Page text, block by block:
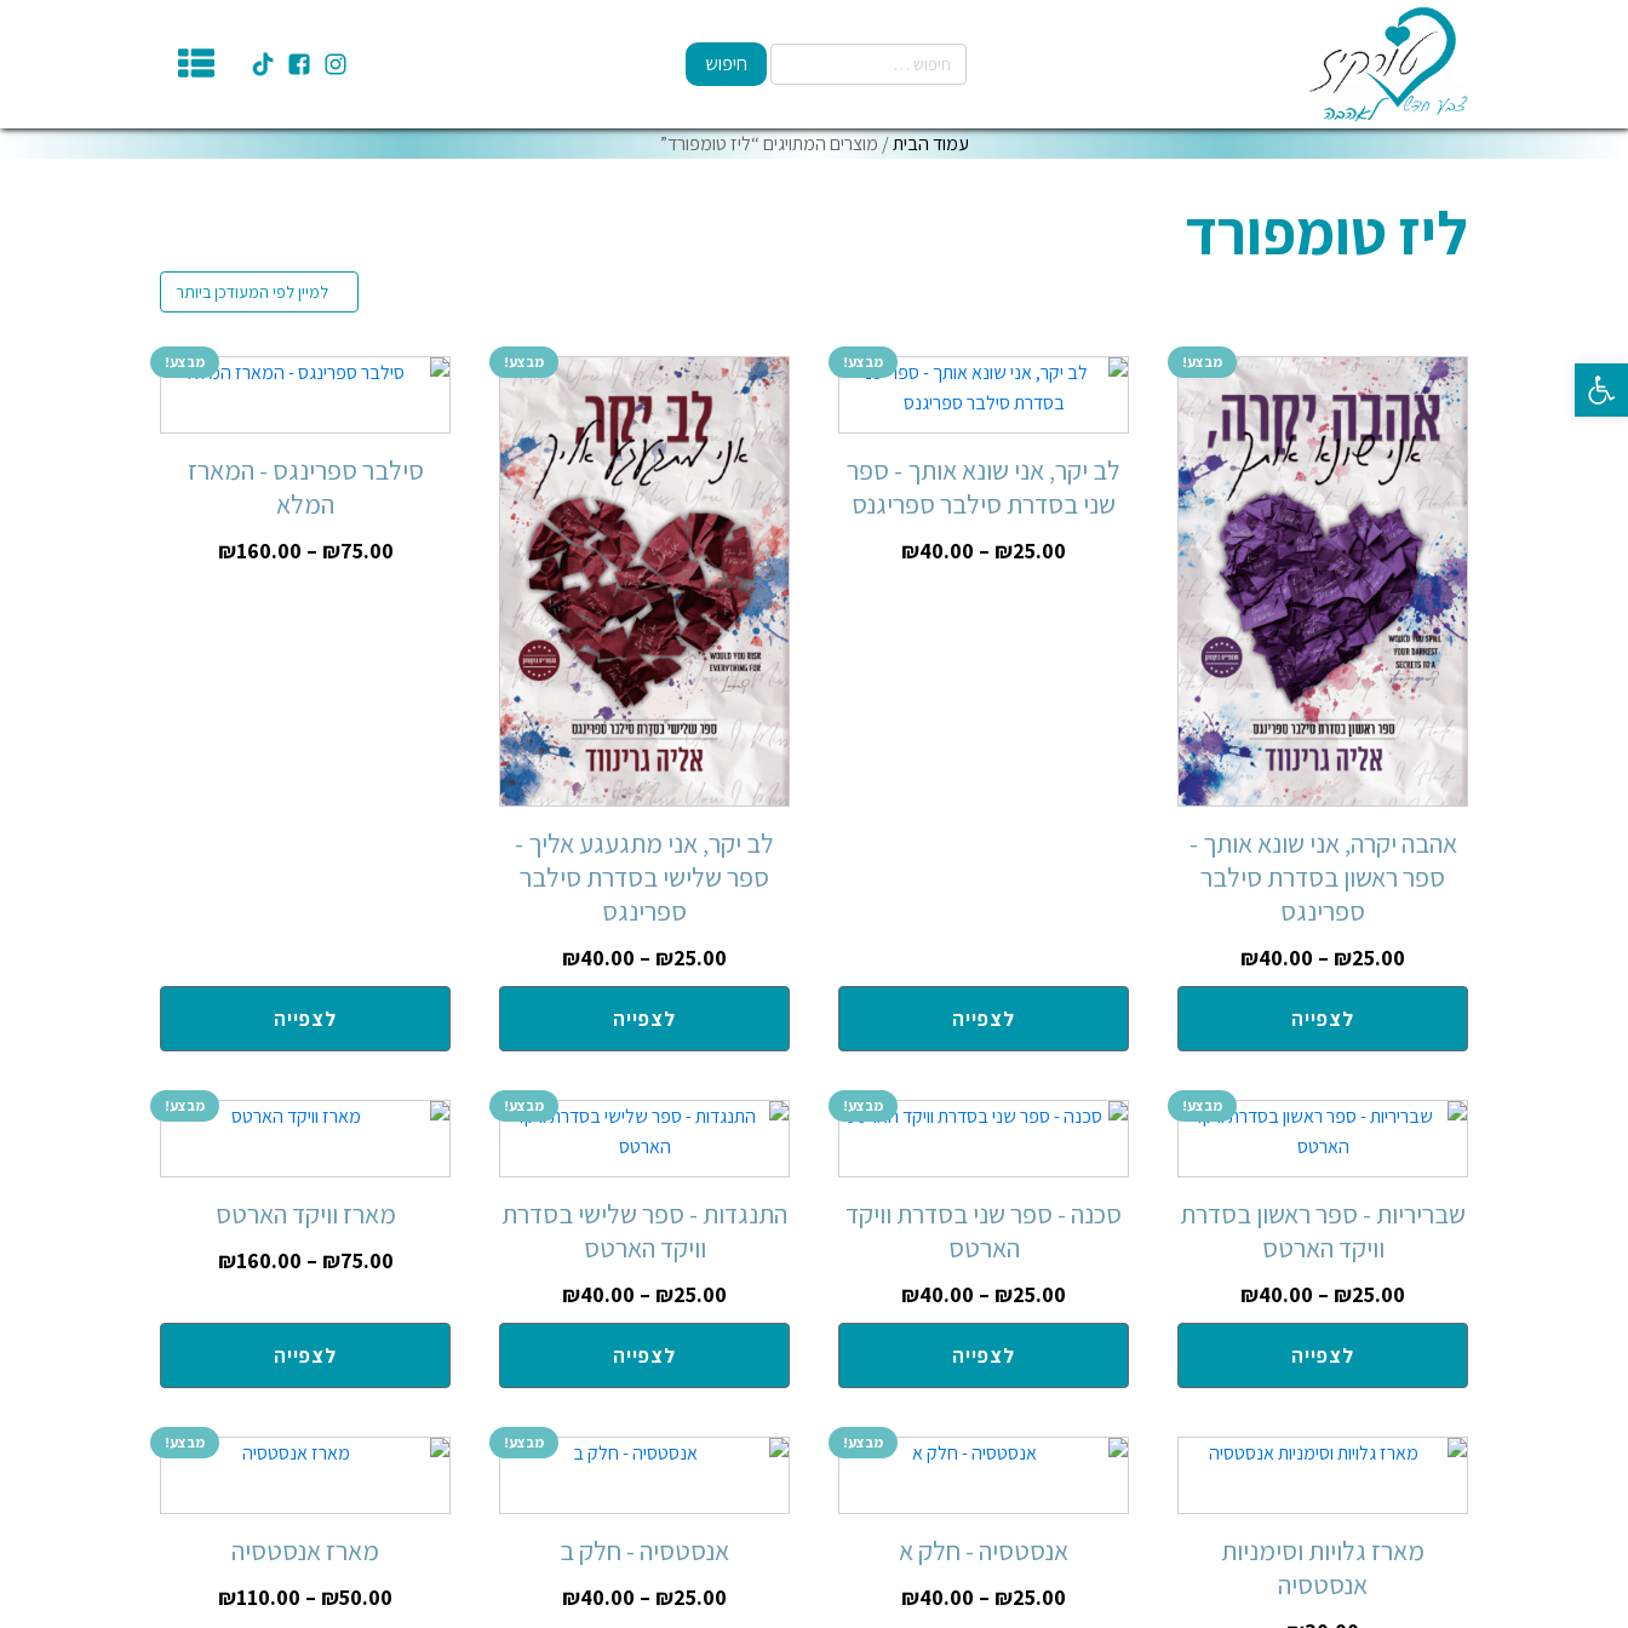
פתח סרגל נגישות
עמוד הבית/ מוצרים המתויגים “ליז טומפורד”
ליז טומפורד
מבצע!
אהבה יקרה, אני שונא אותך -
ספר ראשון בסדרת סילבר
ספרינגס
₪25.00
–
₪40.00
לצפייה
מבצע!
לב יקר, אני שונא אותך - ספר
שני בסדרת סילבר ספריגנס
₪25.00
–
₪40.00
לצפייה
מבצע!
לב יקר, אני מתגעגע אליך -
ספר שלישי בסדרת סילבר
ספרינגס
₪25.00
–
₪40.00
לצפייה
מבצע!
סילבר ספרינגס - המארז
המלא
₪75.00
–
₪160.00
לצפייה
מבצע!
שבריריות - ספר ראשון בסדרת
וויקד הארטס
₪25.00
–
₪40.00
לצפייה
מבצע!
סכנה - ספר שני בסדרת וויקד
הארטס
₪25.00
–
₪40.00
לצפייה
מבצע!
התנגדות - ספר שלישי בסדרת
וויקד הארטס
₪25.00
–
₪40.00
לצפייה
מבצע!
מארז וויקד הארטס
₪75.00
–
₪160.00
לצפייה
מארז גלויות וסימניות
אנסטסיה
מבצע!
אנסטסיה - חלק א
₪25.00
–
₪40.00
מבצע!
אנסטסיה - חלק ב
₪25.00
–
₪40.00
מבצע!
מארז אנסטסיה
₪50.00
–
₪110.00